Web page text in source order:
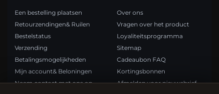
Een bestelling plaatsen
Retourzendingen& Ruilen
Bestelstatus
Verzending
Betalingsmogelijkheden
Mijn account& Beloningen
Neem contact met ons op
Over ons
Vragen over het product
Loyaliteitsprogramma
Sitemap
Cadeaubon FAQ
Kortingsbonnen
Afmelden voor nieuwsbrief